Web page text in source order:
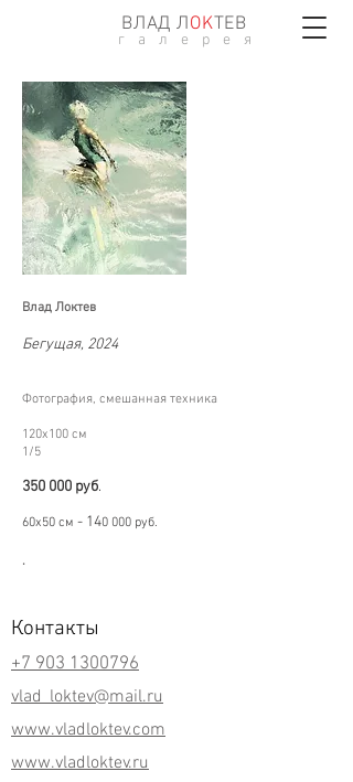
ВЛАД ЛОKТЕВ
г а л е р е я
Влад Локтев
Бегущая, 2024
Фотография, смешанная техника
120х100 см
1/5
350 000 руб.
60х50 см - 140 000 руб.
.
Контакты
+7 903 1300796
vlad_loktev@mail.ru
www.vladloktev.com
www.vladloktev.ru